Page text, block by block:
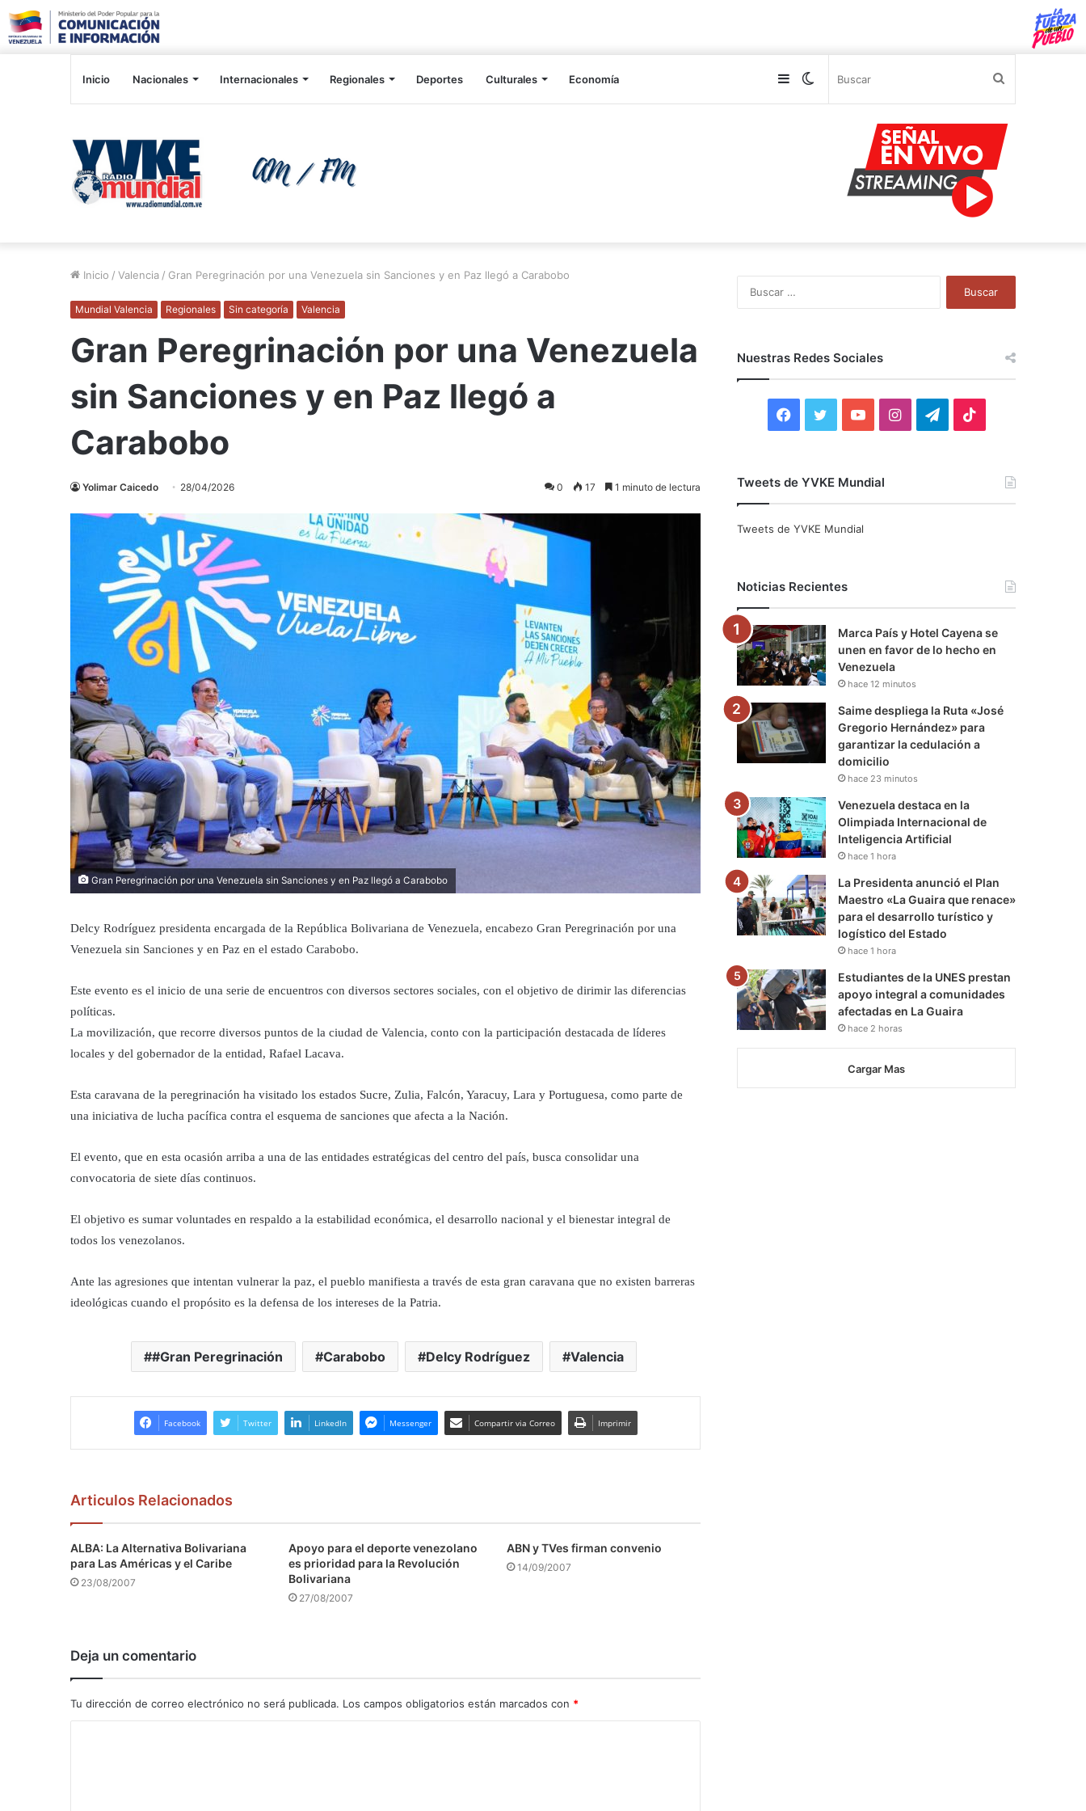
Inicio Nacionales Internacionales Regionales Deportes Culturales Economía Switch
Sidebar
Inicio / Valencia / Gran Peregrinación por una Venezuela sin Sanciones y en Paz llegó a Carabobo
Mundial Valencia Regionales Sin categoría Valencia
Gran Peregrinación por una Venezuela
sin Sanciones y en Paz llegó a
Carabobo
Yolimar Caicedo 28/04/2026 0 17 1 minuto de lectura
Gran Peregrinación por una Venezuela sin Sanciones y en Paz llegó a Carabobo
Delcy Rodríguez presidenta encargada de la República Bolivariana de Venezuela, encabezo Gran Peregrinación por una
Venezuela sin Sanciones y en Paz en el estado Carabobo.
Este evento es el inicio de una serie de encuentros con diversos sectores sociales, con el objetivo de dirimir las diferencias
políticas.
La movilización, que recorre diversos puntos de la ciudad de Valencia, conto con la participación destacada de líderes
locales y del gobernador de la entidad, Rafael Lacava.
Esta caravana de la peregrinación ha visitado los estados Sucre, Zulia, Falcón, Yaracuy, Lara y Portuguesa, como parte de
una iniciativa de lucha pacífica contra el esquema de sanciones que afecta a la Nación.
El evento, que en esta ocasión arriba a una de las entidades estratégicas del centro del país, busca consolidar una
convocatoria de siete días continuos.
El objetivo es sumar voluntades en respaldo a la estabilidad económica, el desarrollo nacional y el bienestar integral de
todos los venezolanos.
Ante las agresiones que intentan vulnerar la paz, el pueblo manifiesta a través de esta gran caravana que no existen barreras
ideológicas cuando el propósito es la defensa de los intereses de la Patria.
#Gran Peregrinación Carabobo Delcy Rodríguez Valencia
Facebook Twitter LinkedIn Messenger Compartir via Correo Imprimir
Articulos Relacionados
ALBA: La Alternativa Bolivariana
para Las Américas y el Caribe
23/08/2007
Apoyo para el deporte venezolano
es prioridad para la Revolución
Bolivariana
27/08/2007
ABN y TVes firman convenio
14/09/2007
Deja un comentario
Tu dirección de correo electrónico no será publicada. Los campos obligatorios están marcados con *
Nuestras Redes Sociales
F
c
o
k
i
r
Y
u
e
I
r
a
T
a
m
Tweets de YVKE Mundial
Tweets de YVKE Mundial
Noticias Recientes
Marca País y Hotel Cayena se
unen en favor de lo hecho en
Venezuela
hace 12 minutos
Saime despliega la Ruta «José
Gregorio Hernández» para
garantizar la cedulación a
domicilio
hace 23 minutos
Venezuela destaca en la
Olimpiada Internacional de
Inteligencia Artificial
hace 1 hora
La Presidenta anunció el Plan
Maestro «La Guaira que renace»
para el desarrollo turístico y
logístico del Estado
hace 1 hora
Estudiantes de la UNES prestan
apoyo integral a comunidades
afectadas en La Guaira
hace 2 horas
Cargar Mas